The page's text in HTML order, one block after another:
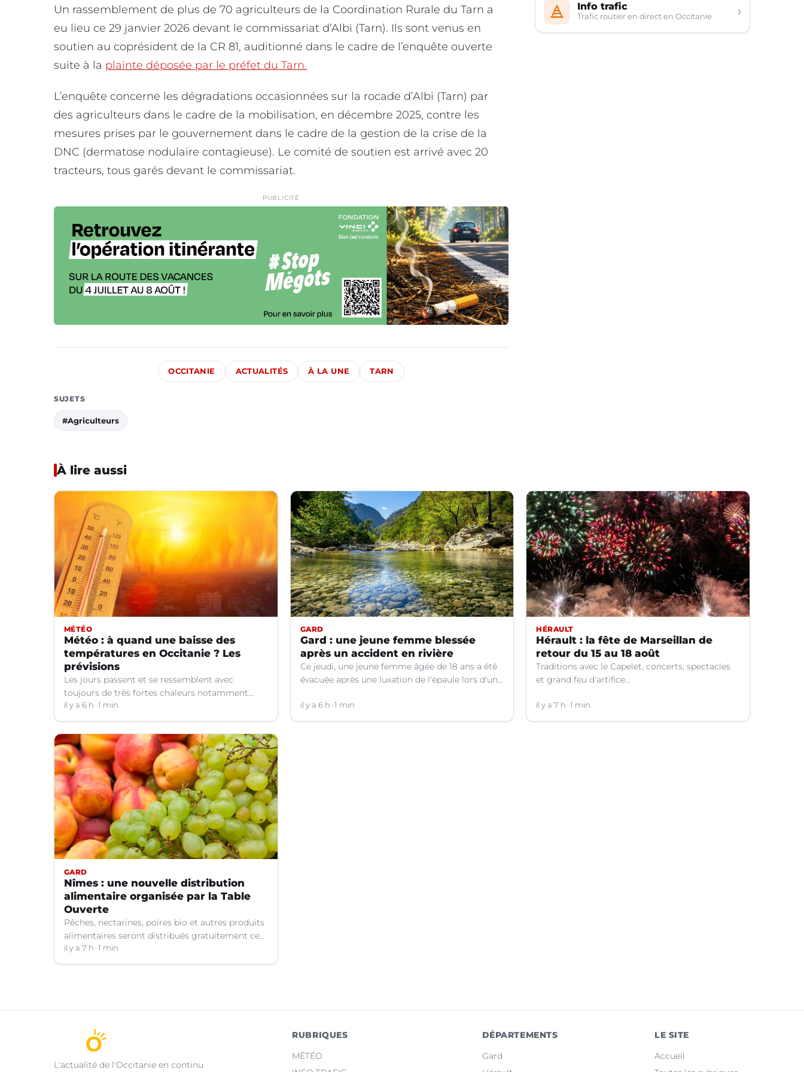
Un rassemblement de plus de 70 agriculteurs de la Coordination Rurale du Tarn a
eu lieu ce 29 janvier 2026 devant le commissariat d’Albi (Tarn). Ils sont venus en
soutien au coprésident de la CR 81, auditionné dans le cadre de l’enquête ouverte
suite à la plainte déposée par le préfet du Tarn.
L’enquête concerne les dégradations occasionnées sur la rocade d’Albi (Tarn) par
des agriculteurs dans le cadre de la mobilisation, en décembre 2025, contre les
mesures prises par le gouvernement dans le cadre de la gestion de la crise de la
DNC (dermatose nodulaire contagieuse). Le comité de soutien est arrivé avec 20
tracteurs, tous garés devant le commissariat.
PUBLICITÉ
OCCITANIE ACTUALITÉS À LA UNE TARN
SUJETS
#Agriculteurs
Info trafic
Trafic routier en direct en Occitanie ›
À lire aussi
MÉTÉO
Météo : à quand une baisse des
températures en Occitanie ? Les
prévisions
Les jours passent et se ressemblent avec
toujours de très fortes chaleurs notamment
dans le Languedoc. Jusqu’à quand ?
il y a 6 h 1 min
GARD
Gard : une jeune femme blessée
après un accident en rivière
Ce jeudi, une jeune femme âgée de 18 ans a été
évacuée après une luxation de l'épaule lors d'un
Valborgne (Gard).
il y a 6 h 1 min
HÉRAULT
Hérault : la fête de Marseillan de
retour du 15 au 18 août
Traditions avec le Capelet, concerts, spectacles
et grand feu d’artifice...
il y a 7 h 1 min
GARD
Nîmes : une nouvelle distribution
alimentaire organisée par la Table
Ouverte
Pêches, nectarines, poires bio et autres produits
alimentaires seront distribués gratuitement ce
vendredi 7 août par les bénévoles de la Table
Ouverte à Nîmes (Gard).
il y a 7 h 1 min
L'actualité de l'Occitanie en continu
RUBRIQUES
MÉTÉO
DÉPARTEMENTS
Gard
LE SITE
Accueil